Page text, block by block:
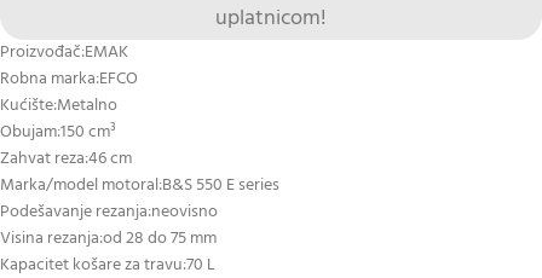
uplatnicom!
Proizvođač:EMAK
Robna marka:EFCO
Kućište:Metalno
Obujam:150 cm³
Zahvat reza:46 cm
Marka/model motoral:B&S 550 E series
Podešavanje rezanja:neovisno
Visina rezanja:od 28 do 75 mm
Kapacitet košare za travu:70 L